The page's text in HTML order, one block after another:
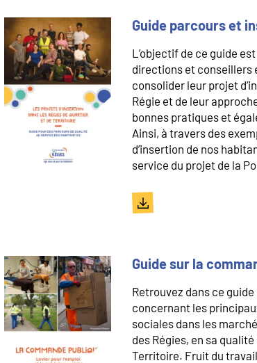
Guide parcours et
L’objectif de ce guide
directions et conseillers
consolider leur projet
Régie et de leur
bonnes pratiques et
Ainsi, à travers des
d’insertion de nos
service du projet de la
Document
Guide sur la
Retrouvez dans ce
concernant les
sociales dans les
des Régies, en sa
Territoire. Fruit du travail